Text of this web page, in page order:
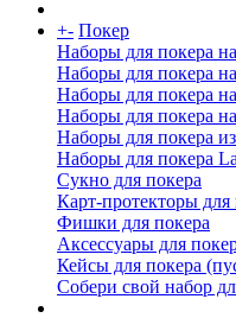
+- Покер
Наборы для покера
Наборы для покера
Наборы для покера
Наборы для покера
Наборы для покера
Наборы для покера
Сукно для покера
Карт-протекторы для
Фишки для покера
Аксессуары для
Кейсы для покера
Собери свой набор